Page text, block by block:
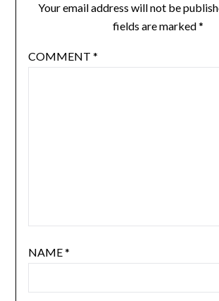
Your email address will not be
fields are marked*
COMMENT *
NAME*